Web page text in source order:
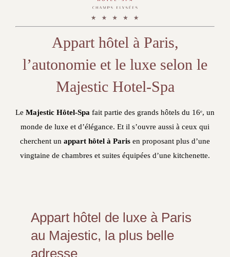
Appart hôtel à Paris,
l’autonomie et le luxe selon le
Majestic Hotel-Spa
Le Majestic Hôtel-Spa fait partie des grands hôtels du 16ᵉ, un
monde de luxe et d’élégance. Et il s’ouvre aussi à ceux qui
cherchent un appart hôtel à Paris en proposant plus d’une
vingtaine de chambres et suites équipées d’une kitchenette.
Appart hôtel de luxe à Paris
au Majestic, la plus belle
adresse